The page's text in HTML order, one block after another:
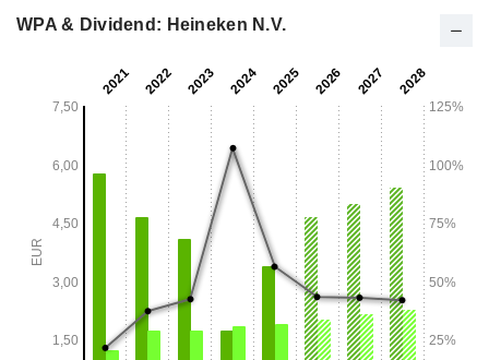
WPA & Dividend: Heineken N.V.